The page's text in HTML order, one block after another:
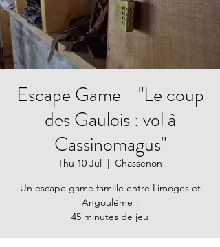
Escape Game - "Le coup
des Gaulois : vol à
Cassinomagus"
Thu 10 Jul
  |
Chassenon
Un escape game famille entre Limoges et
Angoulême !
45 minutes de jeu